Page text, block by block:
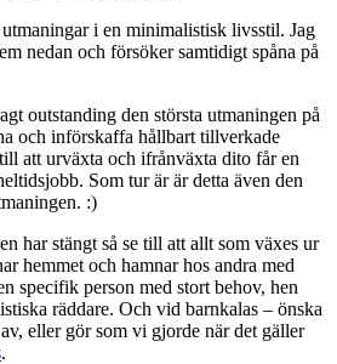
i en minimalistisk livsstil. Jag
nedan och försöker samtidigt spåna på
outstanding den största utmaningen på
och införskaffa hållbart tillverkade
att urväxta och ifrånväxta dito får en
Som tur är är detta även den
:)
har stängt så se till att allt som växes ur
hemmet och hamnar hos andra med
specifik person med stort behov, hen
räddare. Och vid barnkalas – önska
eller gör som vi gjorde när det gäller
.